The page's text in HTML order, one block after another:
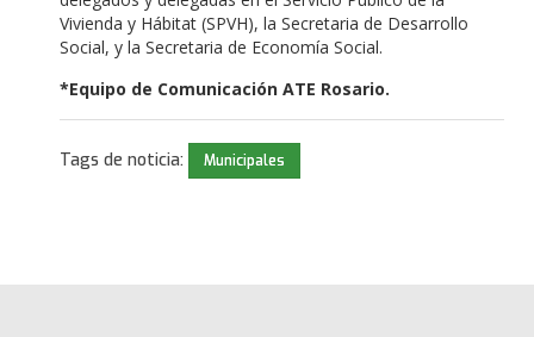
Vivienda y Hábitat (SPVH), la Secretaria de Desarrollo
Social, y la Secretaria de Economía Social.
*Equipo de Comunicación ATE Rosario.
Tags de noticia: Municipales